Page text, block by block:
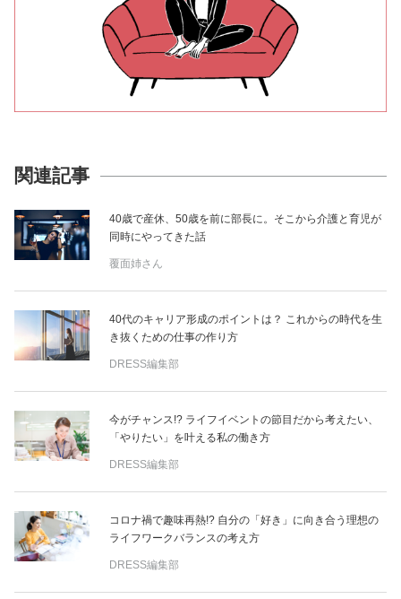
関連記事
40歳で産休、50歳を前に部長に。そこから介護と育児が
同時にやってきた話
覆面姉さん
40代のキャリア形成のポイントは？ これからの時代を生
き抜くための仕事の作り方
DRESS編集部
今がチャンス!? ライフイベントの節目だから考えたい、
「やりたい」を叶える私の働き方
DRESS編集部
コロナ禍で趣味再熱!? 自分の「好き」に向き合う理想の
ライフワークバランスの考え方
DRESS編集部